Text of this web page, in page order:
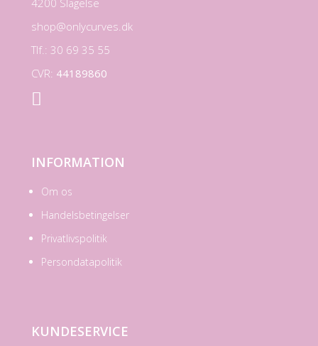
4200 Slagelse
shop@onlycurves.dk
Tlf.: 30 69 35 55
CVR: 44189860

INFORMATION
Om os
Handelsbetingelser
Privatlivspolitik
Persondatapolitik
KUNDESERVICE